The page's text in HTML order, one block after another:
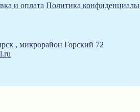
и оплата Политика
, микрорайон Горский 72